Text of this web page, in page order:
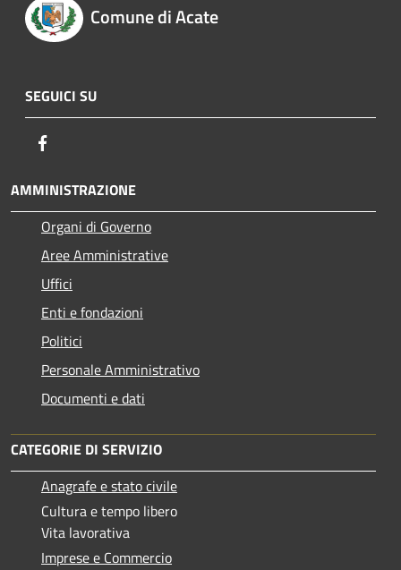
Comune di Acate
SEGUICI SU
AMMINISTRAZIONE
Organi di Governo
Aree Amministrative
Uffici
Enti e fondazioni
Politici
Personale Amministrativo
Documenti e dati
CATEGORIE DI SERVIZIO
Anagrafe e stato civile
Cultura e tempo libero
Vita lavorativa
Imprese e Commercio